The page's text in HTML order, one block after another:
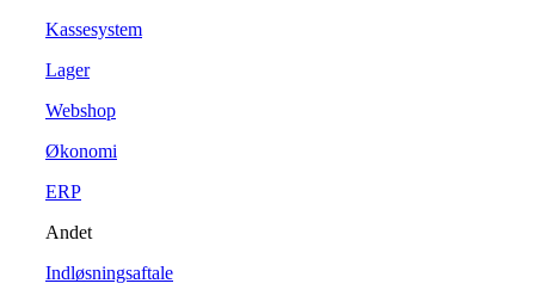
Kassesystem
Lager
Webshop
Økonomi
ERP
Andet
Indløsningsaftale